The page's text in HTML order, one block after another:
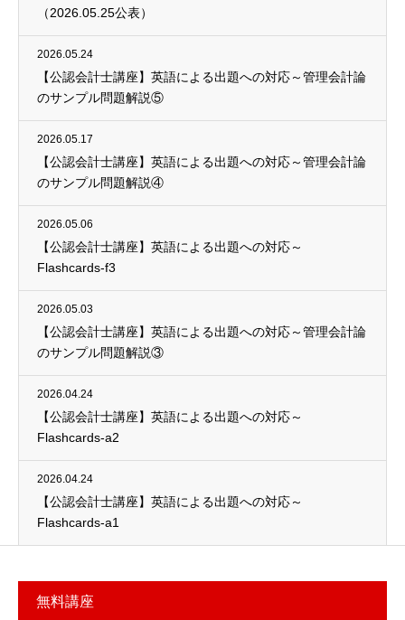
（2026.05.25公表）
2026.05.24
【公認会計士講座】英語による出題への対応～管理会計論
のサンプル問題解説⑤
2026.05.17
【公認会計士講座】英語による出題への対応～管理会計論
のサンプル問題解説④
2026.05.06
【公認会計士講座】英語による出題への対応～
Flashcards-f3
2026.05.03
【公認会計士講座】英語による出題への対応～管理会計論
のサンプル問題解説③
2026.04.24
【公認会計士講座】英語による出題への対応～
Flashcards-a2
2026.04.24
【公認会計士講座】英語による出題への対応～
Flashcards-a1
無料講座